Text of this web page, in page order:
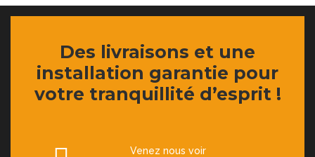
Des livraisons et une
installation garantie pour
votre tranquillité d’esprit !
Venez nous voir